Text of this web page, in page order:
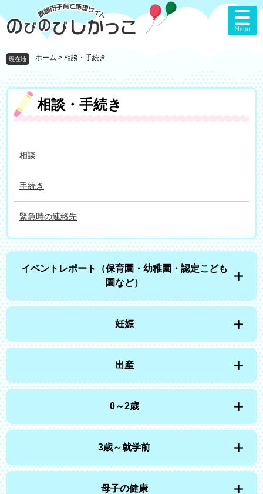
ー
ジ
先
頭
す
。
ニ
ュ
を
飛
し
て
本
文
へ
現在地 ホーム > 相談・手続き
本
文
相談・手続き
相談
手続き
緊急時の連絡先
イベントレポート（保育園・幼稚園・認定こども
園など）
妊娠
出産
0～2歳
3歳～就学前
母子の健康